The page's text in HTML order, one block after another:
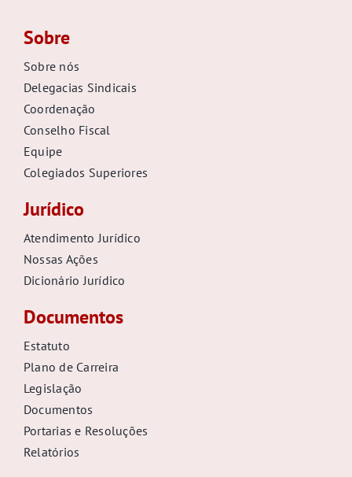
Sobre
Sobre nós
Delegacias Sindicais
Coordenação
Conselho Fiscal
Equipe
Colegiados Superiores
Jurídico
Atendimento Jurídico
Nossas Ações
Dicionário Jurídico
Documentos
Estatuto
Plano de Carreira
Legislação
Documentos
Portarias e Resoluções
Relatórios